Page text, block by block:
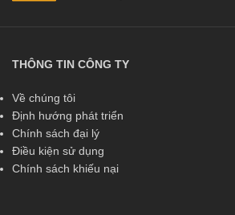
THÔNG TIN CÔNG TY
Về chúng tôi
Định hướng phát triển
Chính sách đại lý
Điều kiện sử dụng
Chính sách khiếu nại